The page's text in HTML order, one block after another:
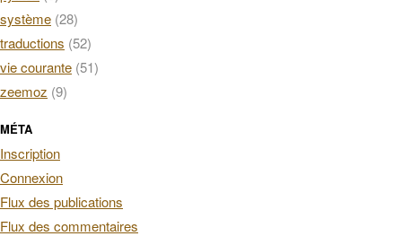
système (28)
traductions (52)
vie courante (51)
zeemoz (9)
MÉTA
Inscription
Connexion
Flux des publications
Flux des commentaires